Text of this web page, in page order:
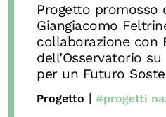
Progetto promosso
Giangiacomo
collaborazione con
dell’Osservatorio
per un Futuro
Progetto | #progetti